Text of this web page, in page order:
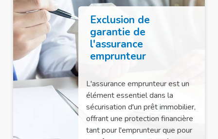
Exclusion de
garantie de
l'assurance
emprunteur
L'assurance emprunteur est un
élément essentiel dans la
sécurisation d'un prêt immobilier,
offrant une protection financière
tant pour l'emprunteur que pour